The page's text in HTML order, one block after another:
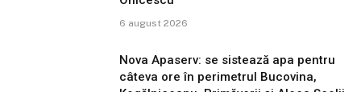
6 august 2026
Nova Apaserv: se sistează apa pentru
câteva ore în perimetrul Bucovina,